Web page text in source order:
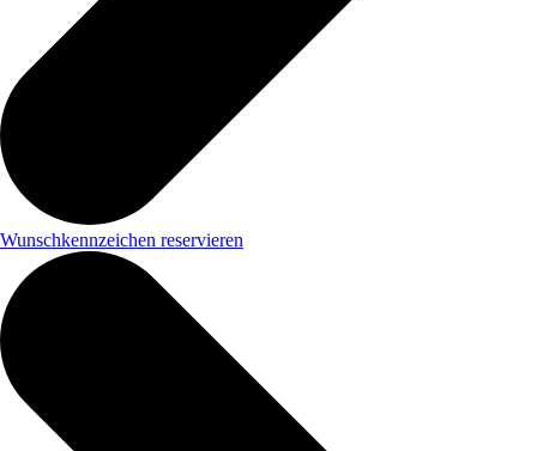
Wunschkennzeichen reservieren